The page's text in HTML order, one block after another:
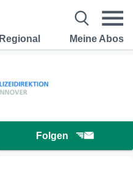
Regional Meine Abos
Folgen